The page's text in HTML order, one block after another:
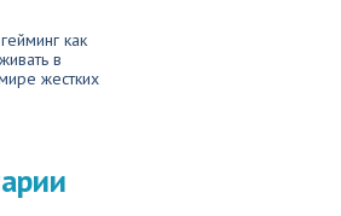
как
в
жестких